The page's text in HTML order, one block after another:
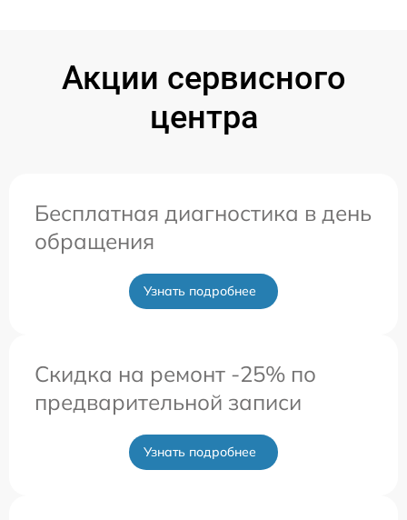
Акции сервисного
центра
Бесплатная диагностика в день
обращения
Узнать подробнее
Скидка на ремонт -25% по
предварительной записи
Узнать подробнее